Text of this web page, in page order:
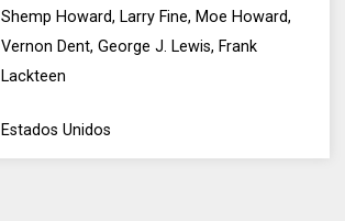
Shemp Howard, Larry Fine, Moe Howard,
Vernon Dent, George J. Lewis, Frank
Lackteen
Estados Unidos